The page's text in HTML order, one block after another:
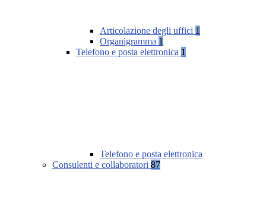
Articolazione degli uffici 1
Organigramma 1
Telefono e posta elettronica 1
Telefono e posta elettronica
Consulenti e collaboratori 87